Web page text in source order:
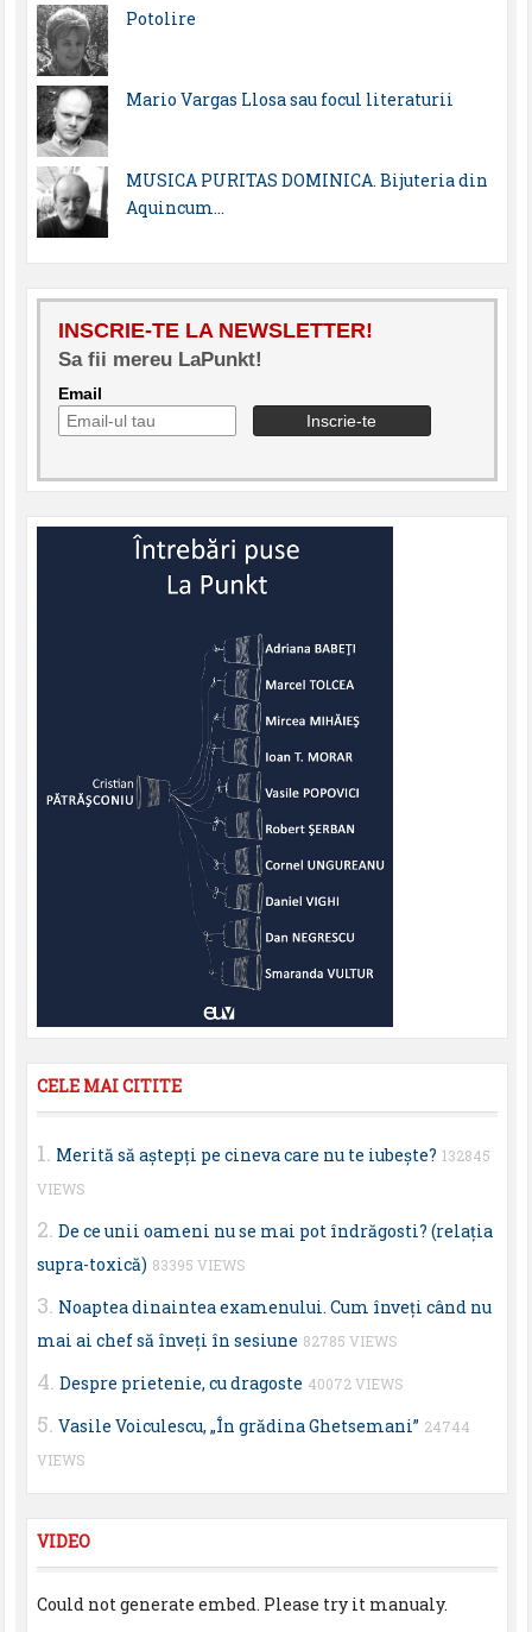
Potolire
Mario Vargas Llosa sau focul literaturii
MUSICA PURITAS DOMINICA. Bijuteria din
Aquincum…
INSCRIE-TE LA NEWSLETTER!
Sa fii mereu LaPunkt!
Email
CELE MAI CITITE
Merită să aştepţi pe cineva care nu te iubeşte? 132845
VIEWS
De ce unii oameni nu se mai pot îndrăgosti? (relaţia
supra-toxică) 83395 VIEWS
Noaptea dinaintea examenului. Cum înveţi când nu
mai ai chef să înveţi în sesiune 82785 VIEWS
Despre prietenie, cu dragoste 40072 VIEWS
Vasile Voiculescu, „În grădina Ghetsemani” 24744
VIEWS
VIDEO
Could not generate embed. Please try it manualy.